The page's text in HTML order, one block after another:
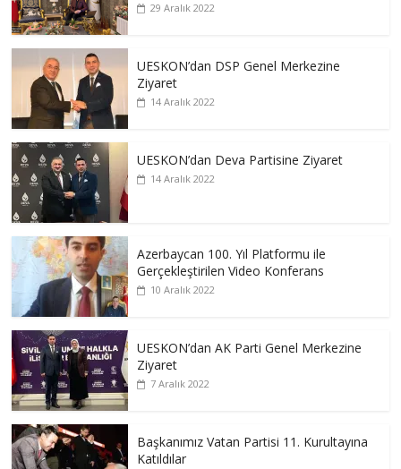
29 Aralık 2022
UESKON’dan DSP Genel Merkezine
Ziyaret
14 Aralık 2022
UESKON’dan Deva Partisine Ziyaret
14 Aralık 2022
Azerbaycan 100. Yıl Platformu ile
Gerçekleştirilen Video Konferans
10 Aralık 2022
UESKON’dan AK Parti Genel Merkezine
Ziyaret
7 Aralık 2022
Başkanımız Vatan Partisi 11. Kurultayına
Katıldılar